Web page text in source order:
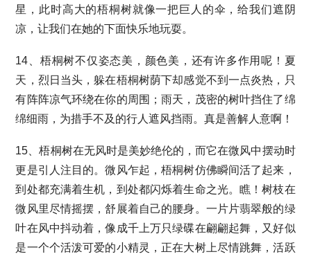
星，此时高大的梧桐树就像一把巨人的伞，给我们遮阴
凉，让我们在她的下面快乐地玩耍。
14、梧桐树不仅姿态美，颜色美，还有许多作用呢！夏
天，烈日当头，躲在梧桐树荫下却感觉不到一点炎热，只
有阵阵凉气环绕在你的周围；雨天，茂密的树叶挡住了绵
绵细雨，为措手不及的行人遮风挡雨。真是善解人意啊！
15、梧桐树在无风时是美妙绝伦的，而它在微风中摆动时
更是引人注目的。微风乍起，梧桐树仿佛瞬间活了起来，
到处都充满着生机，到处都闪烁着生命之光。瞧！树枝在
微风里尽情摇摆，舒展着自己的腰身。一片片翡翠般的绿
叶在风中抖动着，像成千上万只绿碟在翩翩起舞，又好似
是一个个活泼可爱的小精灵，正在大树上尽情跳舞，活跃